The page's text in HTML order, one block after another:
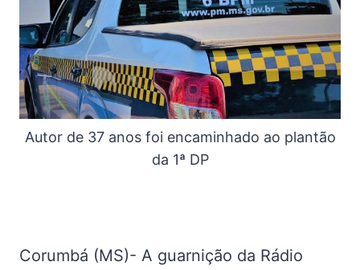
Autor de 37 anos foi encaminhado ao plantão
da 1ª DP
Corumbá (MS)- A guarnição da Rádio